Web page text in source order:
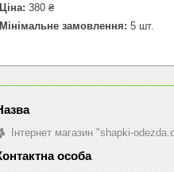
Ціна: 380 ₴
Мінімальне замовлення: 5 шт.
Інтернет магазин "shapki-